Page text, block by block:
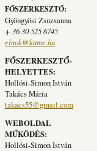
FŐSZERKESZTŐ:
Gyöngyösi Zsuzsanna
+ 36 30 525 6745
elnok@kame.hu
FŐSZERKESZTŐ-
HELYETTES:
Hollósi-Simon István
Takács Mária
takacs55@gmail.com
WEBOLDAL
MŰKÖDÉS:
Hollósi-Simon István